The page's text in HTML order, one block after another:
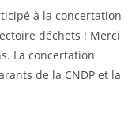
à la concertation
déchets ! Merci
La concertation
de la CNDP et la